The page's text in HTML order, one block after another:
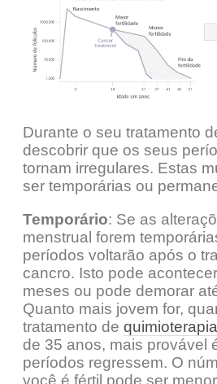
Durante o seu tratamento
descobrir que os seus
tornam irregulares. Estas
ser temporárias ou
Temporário: Se as
menstrual forem
períodos voltarão após o
cancro. Isto pode
meses ou pode demorar
Quanto mais jovem for,
tratamento de quimioterapia
de 35 anos, mais provável
períodos regressem. O
você é fértil pode ser